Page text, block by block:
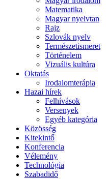
Matematika
Magyar nyelvtan
Rajz
Szlovák nyelv
Természetismeret
Történelem
Vizuális kultúra
Oktatás
Irodalomterápia
Hazai hírek
Felhívások
Versenyek
Egyéb kategória
Közösség
Kitekintő
Konferencia
Vélemény
Technológia
Szabadidő